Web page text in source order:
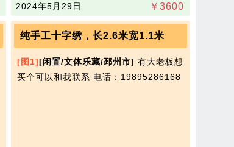
￥ 3600
2024年5月29日
纯手工十字绣，长2.6米宽1.1米
[图1][闲置/文体乐藏/邳州市] 有大老板想
买个可以和我联系​‌‌ 电话：19895286168